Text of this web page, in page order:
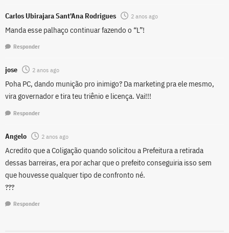
Carlos Ubirajara Sant'Ana Rodrigues 2 anos ago
Manda esse palhaço continuar fazendo o “L”!
Responder
jose 2 anos ago
Poha PC, dando munição pro inimigo? Da marketing pra ele mesmo,
vira governador e tira teu triênio e licença. Vai!!!
Responder
Angelo 2 anos ago
Acredito que a Coligação quando solicitou a Prefeitura a retirada
dessas barreiras, era por achar que o prefeito conseguiria isso sem
que houvesse qualquer tipo de confronto né.
???
Responder